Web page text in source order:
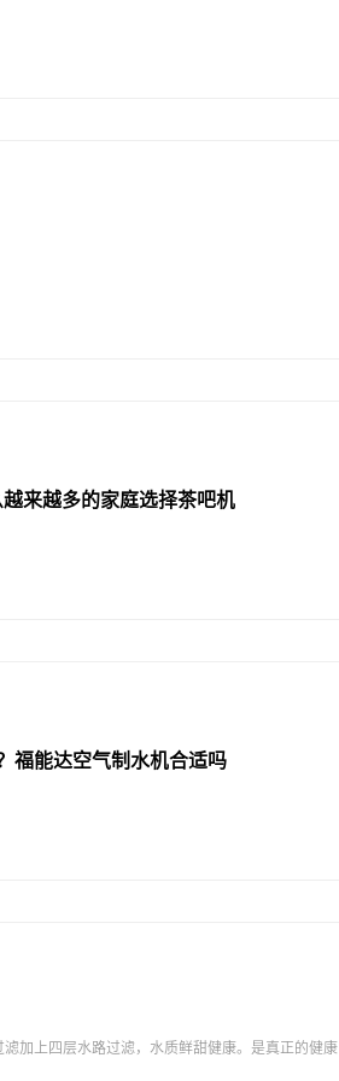
来越多的家庭选择茶吧机
福能达空气制水机合适吗
加上四层水路过滤，水质鲜甜健康。是真正的健康